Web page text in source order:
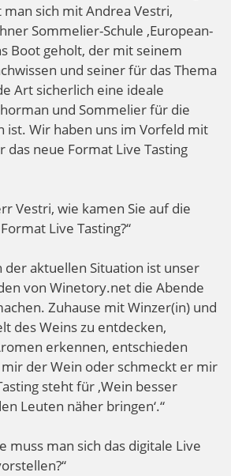
sich mit Andrea Vestri,
Sommelier-Schule ‚European-
Boot geholt, der mit seinem
und seiner für das Thema
Art sicherlich eine ideale
und Sommelier für die
ist. Wir haben uns im Vorfeld mit
das neue Format Live Tasting
Vestri, wie kamen Sie auf die
Live Tasting?“
der aktuellen Situation ist unser
von Winetory.net die Abende
Zuhause mit Winzer(in) und
des Weins zu entdecken,
erkennen, entschieden
der Wein oder schmeckt er mir
steht für ‚Wein besser
Leuten näher bringen‘.“
muss man sich das digitale Live